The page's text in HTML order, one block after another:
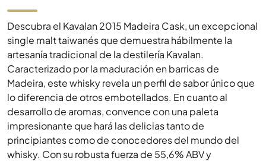
Descubra el Kavalan 2015 Madeira Cask, un excepcional
single malt taiwanés que demuestra hábilmente la
artesanía tradicional de la destilería Kavalan.
Caracterizado por la maduración en barricas de
Madeira, este whisky revela un perfil de sabor único que
lo diferencia de otros embotellados. En cuanto al
desarrollo de aromas, convence con una paleta
impresionante que hará las delicias tanto de
principiantes como de conocedores del mundo del
whisky. Con su robusta fuerza de 55,6% ABV y